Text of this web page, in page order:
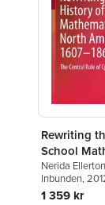
Rewriting
School
North
1861
Nerida Ellerton
Clements
Inbunden,
1 359 kr